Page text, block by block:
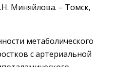
Миняйлова. – Томск,
метаболического
с артериальной